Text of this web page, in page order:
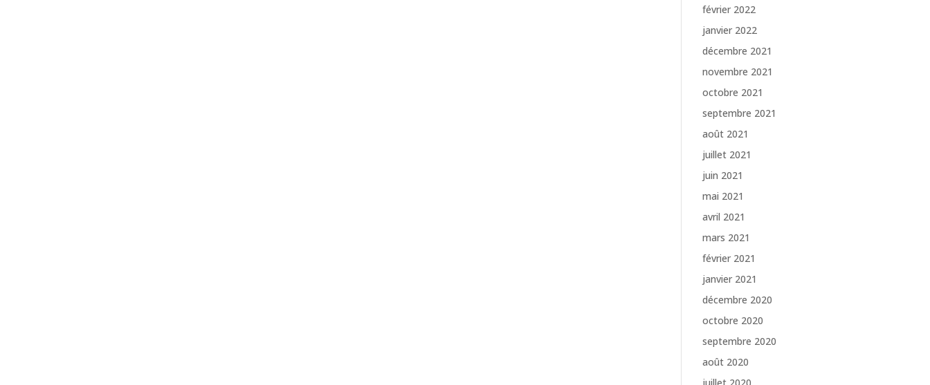
février 2022
janvier 2022
décembre 2021
novembre 2021
octobre 2021
septembre 2021
août 2021
juillet 2021
juin 2021
mai 2021
avril 2021
mars 2021
février 2021
janvier 2021
décembre 2020
octobre 2020
septembre 2020
août 2020